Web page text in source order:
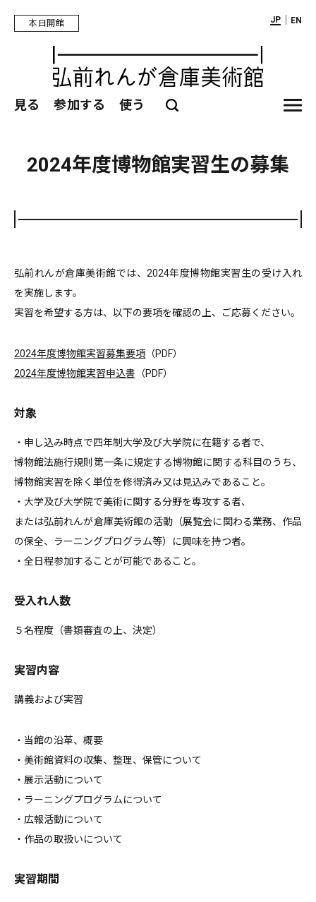
本日開館 JP｜ EN
見る 参加する 使う
2024年度博物館実習生の募集
弘前れんが倉庫美術館では、2024年度博物館実習生の受け入れ
を実施します。
実習を希望する方は、以下の要項を確認の上、ご応募ください。
2024年度博物館実習募集要項 （PDF）
2024年度博物館実習申込書 （PDF）
対象
・申し込み時点で四年制大学及び大学院に在籍する者で、
博物館法施行規則第一条に規定する博物館に関する科目のうち、
博物館実習を除く単位を修得済み又は見込みであること。
・大学及び大学院で美術に関する分野を専攻する者、
または弘前れんが倉庫美術館の活動（展覧会に関わる業務、作品
の保全、ラーニングプログラム等）に興味を持つ者。
・全日程参加することが可能であること。
受入れ人数
５名程度（書類審査の上、決定）
実習内容
講義および実習
・当館の沿革、概要
・美術館資料の収集、整理、保管について
・展示活動について
・ラーニングプログラムについて
・広報活動について
・作品の取扱いについて
実習期間